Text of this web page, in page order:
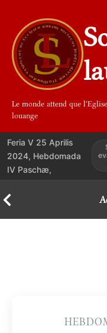
contenu
Le monde attend que
louange
Feria V 25 Aprilis
2024, Hebdomada
IV Paschæ,